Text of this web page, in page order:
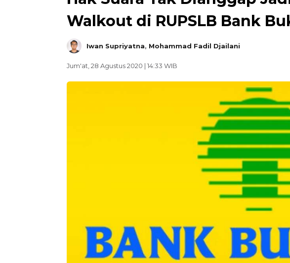
Walkout di RUPSLB Bank
Iwan Supriyatna, Mohammad Fadil Djailani
Jum'at, 28 Agustus 2020 | 14:33 WIB